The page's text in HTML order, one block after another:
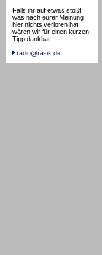
Falls ihr auf etwas stößt,
was nach eurer Meinung
hier nichts verloren hat,
wären wir für einen kurzen
Tipp dankbar:
radio@rasik.de